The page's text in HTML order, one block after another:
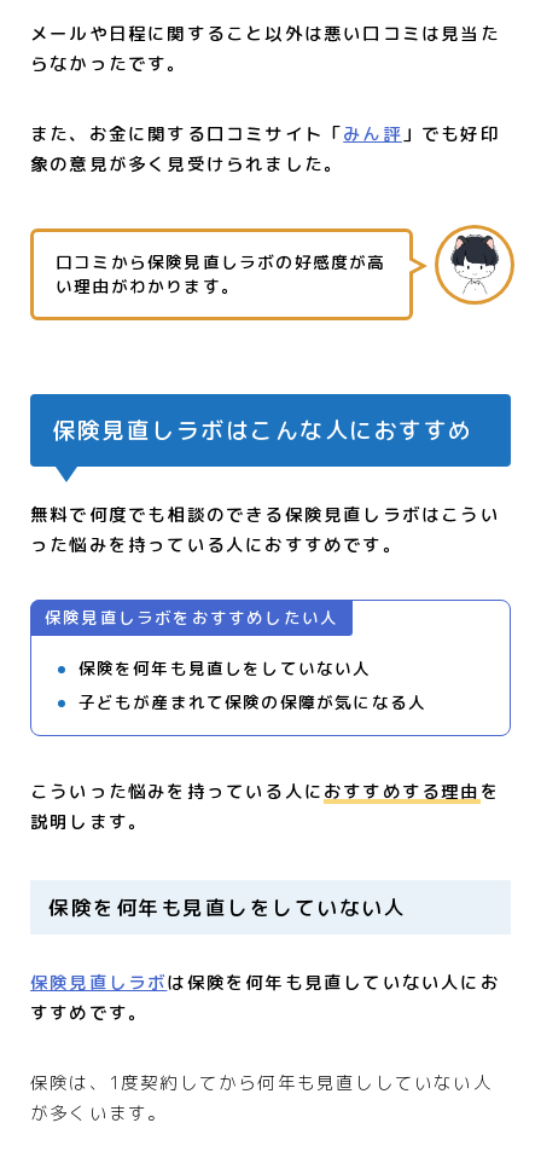
メールや日程に関すること以外は悪い口コミは見当た
らなかったです。
また、お金に関する口コミサイト「みん評 」でも好印
象の意見が多く見受けられました。
口コミから保険見直しラボの好感度が高
い理由がわかります。
保険見直しラボはこんな人におすすめ
無料で何度でも相談のできる保険見直しラボはこうい
った悩みを持っている人におすすめです。
保険見直しラボをおすすめしたい人
保険を何年も見直しをしていない人
子どもが産まれて保険の保障が気になる人
こういった悩みを持っている人におすすめする理由を
説明します。
保険を何年も見直しをしていない人
保険見直しラボは保険を何年も見直していない人にお
すすめです。
保険は、1度契約してから何年も見直ししていない人
が多くいます。